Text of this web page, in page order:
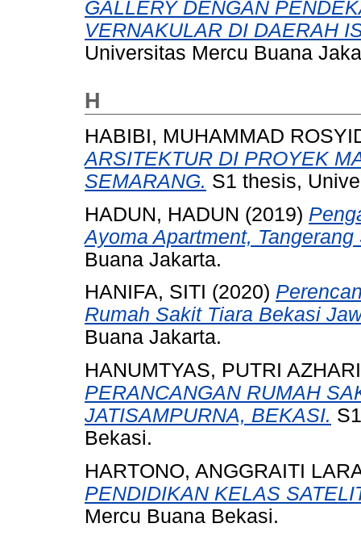
GALLERY DENGAN
VERNAKULAR DI DAERAH
Universitas Mercu Buana
H
HABIBI, MUHAMMAD
ARSITEKTUR DI PROYEK
SEMARANG. S1 thesis,
HADUN, HADUN (2019)
Ayoma Apartment, Tangerang
Buana Jakarta.
HANIFA, SITI (2020)
Rumah Sakit Tiara Bekasi
Buana Jakarta.
HANUMTYAS, PUTRI
PERANCANGAN RUMAH
JATISAMPURNA, BEKASI.
Bekasi.
HARTONO, ANGGRAITI
PENDIDIKAN KELAS
Mercu Buana Bekasi.